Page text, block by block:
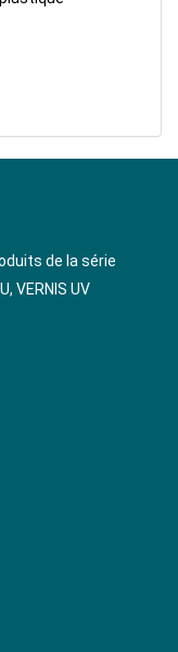
de la série
VERNIS UV